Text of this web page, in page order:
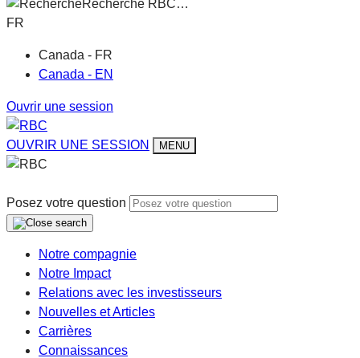
Recherche RBC…
FR
Canada - FR
Canada - EN
Ouvrir une session
OUVRIR UNE SESSION MENU
Posez votre question
Notre compagnie
Notre Impact
Relations avec les investisseurs
Nouvelles et Articles
Carrières
Connaissances